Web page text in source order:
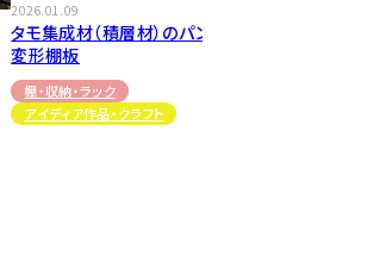
2026.01.09
タモ集成材（積層材）のパントリーの
変形棚板
棚・収納・ラック
アイディア作品・クラフト